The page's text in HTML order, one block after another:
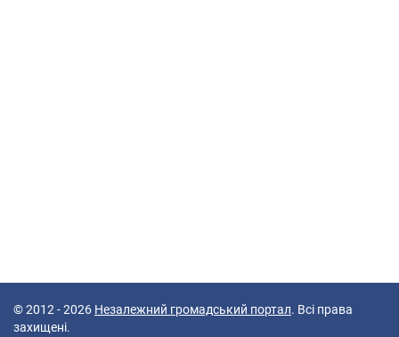
© 2012 - 2026 Незалежний громадський портал. Всі права
захищені.